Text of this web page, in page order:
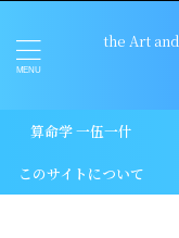
the Art
算命学 一伍一什
このサイトについて